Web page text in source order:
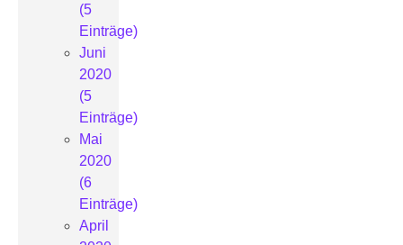
(5
Einträge)
Juni
2020
(5
Einträge)
Mai
2020
(6
Einträge)
April